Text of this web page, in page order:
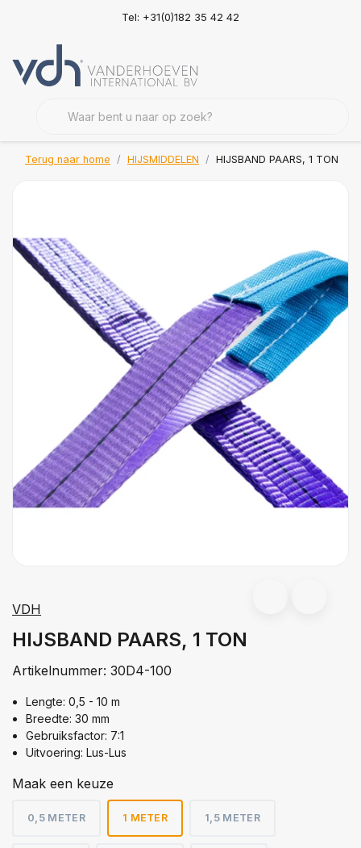
Tel: +31(0)182 35 42 42
Terug naar home HIJSMIDDELEN HIJSBAND PAARS, 1 TON
VDH
HIJSBAND PAARS, 1 TON
Artikelnummer: 30D4-100
Lengte: 0,5 - 10 m
Breedte: 30 mm
Gebruiksfactor: 7:1
Uitvoering: Lus-Lus
Maak een keuze
0,5 METER 1 METER 1,5 METER